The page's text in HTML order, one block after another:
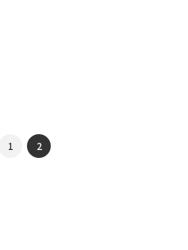
1 2